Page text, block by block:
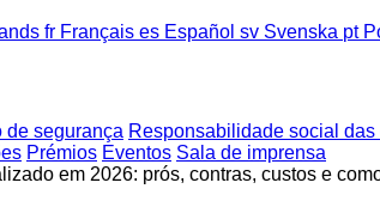
fr Français es Español sv Svenska pt
de segurança Responsabilidade social das
Prémios Eventos Sala de imprensa
em 2026: prós, contras, custos e